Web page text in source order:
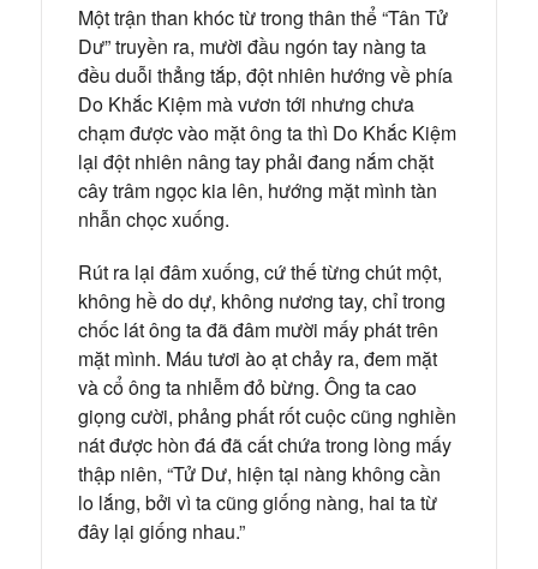
Một trận than khóc từ trong thân thể “Tân Tử
Dư” truyền ra, mười đầu ngón tay nàng ta
đều duỗi thẳng tắp, đột nhiên hướng về phía
Do Khắc Kiệm mà vươn tới nhưng chưa
chạm được vào mặt ông ta thì Do Khắc Kiệm
lại đột nhiên nâng tay phải đang nắm chặt
cây trâm ngọc kia lên, hướng mặt mình tàn
nhẫn chọc xuống.
Rút ra lại đâm xuống, cứ thế từng chút một,
không hề do dự, không nương tay, chỉ trong
chốc lát ông ta đã đâm mười mấy phát trên
mặt mình. Máu tươi ào ạt chảy ra, đem mặt
và cổ ông ta nhiễm đỏ bừng. Ông ta cao
giọng cười, phảng phất rốt cuộc cũng nghiền
nát được hòn đá đã cất chứa trong lòng mấy
thập niên, “Tử Dư, hiện tại nàng không cần
lo lắng, bởi vì ta cũng giống nàng, hai ta từ
đây lại giống nhau.”